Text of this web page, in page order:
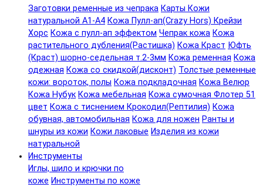
Заготовки ременные из чепрака Карты Кожи
натуральной А1-А4 Кожа Пулл-ап(Crazy Hors) Крейзи
Хорс Кожа с пулл-ап эффектом Чепрак кожа Кожа
растительного дубления(Растишка) Кожа Краст Юфть
(Краст) шорно-седельная т.2-3мм Кожа ременная Кожа
одежная Кожа со скидкой(дисконт) Толстые ременные
кожи: вороток, полы Кожа подкладочная Кожа Велюр
Кожа Нубук Кожа мебельная Кожа сумочная Флотер 51
цвет Кожа с тиснением Крокодил(Рептилия) Кожа
обувная, автомобильная Кожа для ножен Ранты и
шнуры из кожи Кожи лаковые Изделия из кожи
натуральной
Инструменты
Иглы, шило и крючки по
коже Инструменты по коже